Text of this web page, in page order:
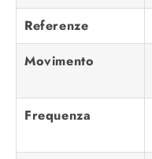
Referenze
Movimento
Frequenza